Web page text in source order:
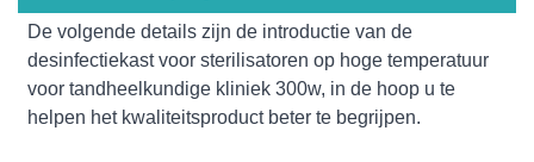
De volgende details zijn de introductie van de
desinfectiekast voor sterilisatoren op hoge temperatuur
voor tandheelkundige kliniek 300w, in de hoop u te
helpen het kwaliteitsproduct beter te begrijpen.